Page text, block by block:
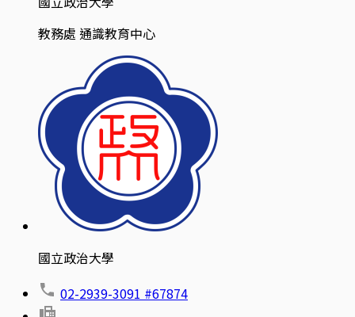
教務處 通識教育中心
國立政治大學
02-2939-3091 #67874